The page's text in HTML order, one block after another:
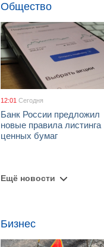
Общество
12:01 Сегодня
Банк России предложил
новые правила листинга
ценных бумаг
Ещё новости
Бизнес